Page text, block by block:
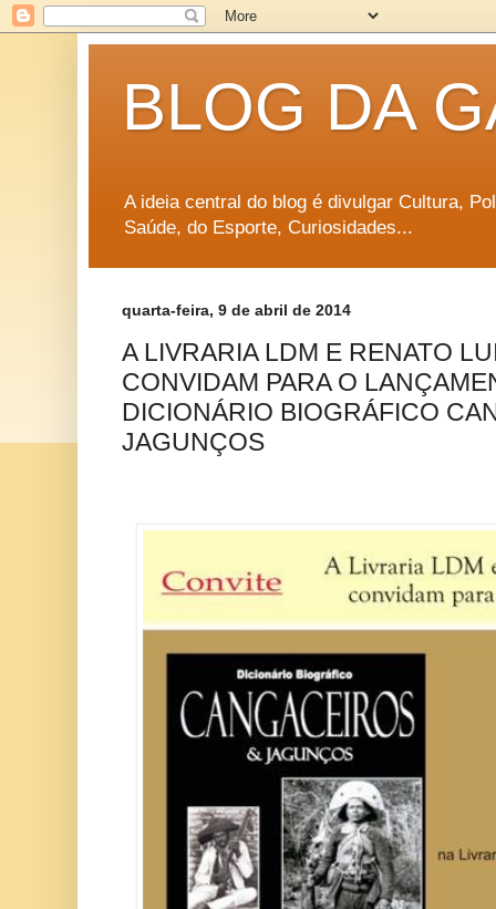
BLOG DA
A ideia central do blog é divulgar Cultura,
Saúde, do Esporte, Curiosidades...
quarta-feira, 9 de abril de 2014
A LIVRARIA LDM E RENATO
CONVIDAM PARA O
DICIONÁRIO BIOGRÁFICO
JAGUNÇOS